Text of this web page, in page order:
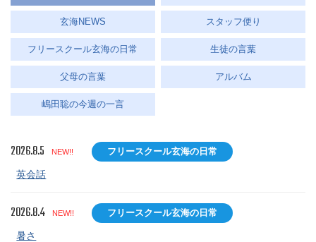
玄海NEWS スタッフ便り
フリースクール玄海の日常 生徒の言葉
父母の言葉 アルバム
嶋田聡の今週の一言
2026.8.5 NEW!! フリースクール玄海の日常
英会話
2026.8.4 NEW!! フリースクール玄海の日常
暑さ